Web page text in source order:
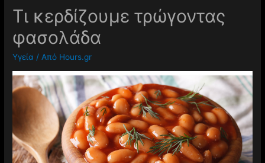
Τι κερδίζουμε τρώγοντας
φασολάδα
Υγεία / Από Hours.gr